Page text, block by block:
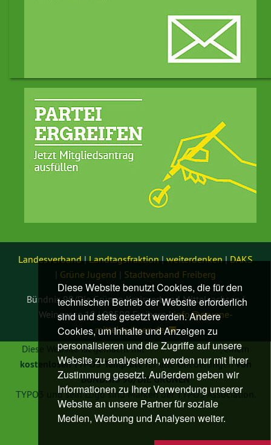
Diese Website benutzt Cookies, die für den
technischen Betrieb der Website erforderlich
sind und stets gesetzt werden. Andere
Cookies, um Inhalte und Anzeigen zu
personalisieren und die Zugriffe auf unsere
Website zu analysieren, werden nur mit Ihrer
Zustimmung gesetzt. Außerdem geben wir
Informationen zu Ihrer Verwendung unserer
Website an unsere Partner für soziale
Medien, Werbung und Analysen weiter.
Landesverband|Landtagsfraktion|weiterdenken|DAKS
| Grüne Jugend | Stadtverband Freiberg
Bündnis 90/Die Grünen Kreisverband Mittelsachsen |
Weingasse 10 | 09599 Freiberg |info@gruene-
mittelsachsen.de
Diese Website ist gemacht mitTYPO3 GRÜNE , einem
kostenlosen TYPO3-Templatefür alle Gliederungenvon
BÜNDNIS 90/DIE GRÜNEN
TYPO3 und sein Logo sind Marken der TYPO3 Association.